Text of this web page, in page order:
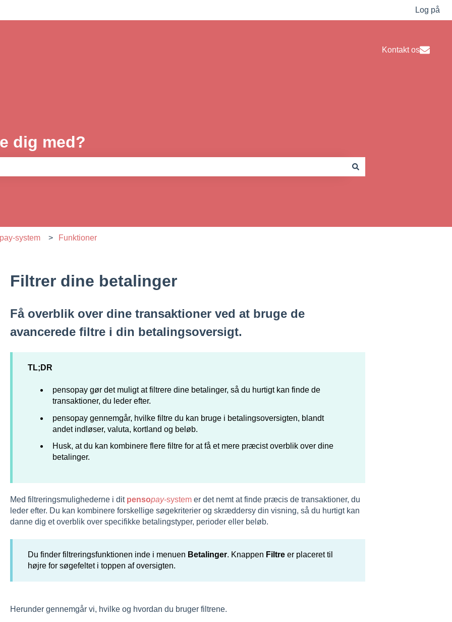
Log på
Kontakt os
dig med?
system Funktioner
Filtrer dine betalinger
Få overblik over dine transaktioner ved at bruge de
avancerede filtre i din betalingsoversigt.
TL;DR
pensopay gør det muligt at filtrere dine betalinger, så du hurtigt kan finde de
transaktioner, du leder efter.
pensopay gennemgår, hvilke filtre du kan bruge i betalingsoversigten, blandt
andet indløser, valuta, kortland og beløb.
Husk, at du kan kombinere flere filtre for at få et mere præcist overblik over dine
betalinger.
Med filtreringsmulighederne i dit pensopay-systemer det nemt at finde præcis de transaktioner, du
leder efter. Du kan kombinere forskellige søgekriterier og skræddersy din visning, så du hurtigt kan
danne dig et overblik over specifikke betalingstyper, perioder eller beløb.
Du finder filtreringsfunktionen inde i menuen Betalinger. Knappen Filtreer placeret til
højre for søgefeltet i toppen af oversigten.
Herunder gennemgår vi, hvilke og hvordan du bruger filtrene.